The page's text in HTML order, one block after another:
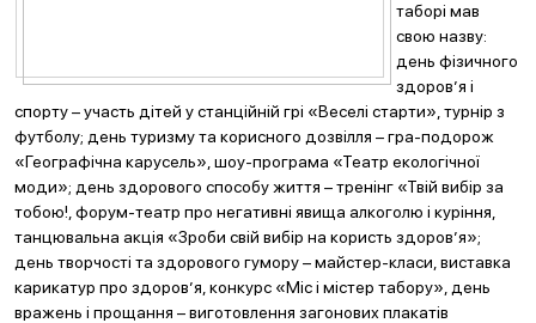
таборі мав
свою назву:
день фізичного
здоров’я і
спорту – участь дітей у станційній грі «Веселі старти», турнір з
футболу; день туризму та корисного дозвілля – гра-подорож
«Географічна карусель», шоу-програма «Театр екологічної
моди»; день здорового способу життя – тренінг «Твій вибір за
тобою!, форум-театр про негативні явища алкоголю і куріння,
танцювальна акція «Зроби свій вибір на користь здоров’я»;
день творчості та здорового гумору – майстер-класи, виставка
карикатур про здоров’я, конкурс «Міс і містер табору», день
вражень і прощання – виготовлення загонових плакатів